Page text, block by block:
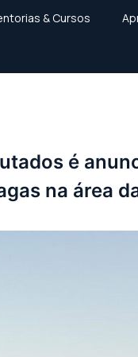
& Cursos
é
na área